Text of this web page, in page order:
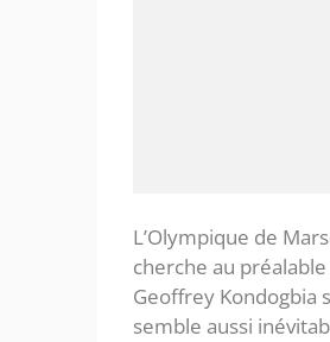
L’Olympique de
cherche au
Geoffrey Kondogbia
semble aussi